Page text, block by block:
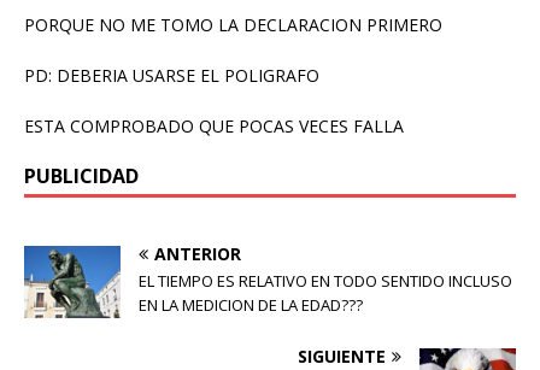
PORQUE NO ME TOMO LA DECLARACION PRIMERO
PD: DEBERIA USARSE EL POLIGRAFO
ESTA COMPROBADO QUE POCAS VECES FALLA
PUBLICIDAD
ANTERIOR
EL TIEMPO ES RELATIVO EN TODO SENTIDO INCLUSO
EN LA MEDICION DE LA EDAD???
SIGUIENTE